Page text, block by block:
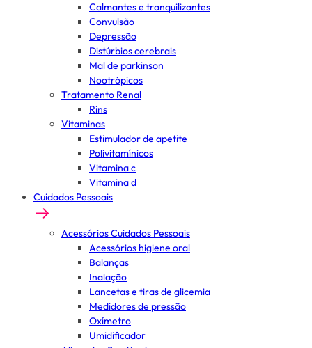
Calmantes e tranquilizantes
Convulsão
Depressão
Distúrbios cerebrais
Mal de parkinson
Nootrópicos
Tratamento Renal
Rins
Vitaminas
Estimulador de apetite
Polivitamínicos
Vitamina c
Vitamina d
Cuidados Pessoais
Acessórios Cuidados Pessoais
Acessórios higiene oral
Balanças
Inalação
Lancetas e tiras de glicemia
Medidores de pressão
Oxímetro
Umidificador